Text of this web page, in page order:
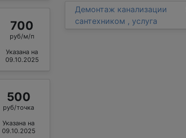
700
руб/м/п
Указана на
09.10.2025
500
руб/точка
Указана на
09.10.2025
Демонтаж канализации
сантехником , услуга